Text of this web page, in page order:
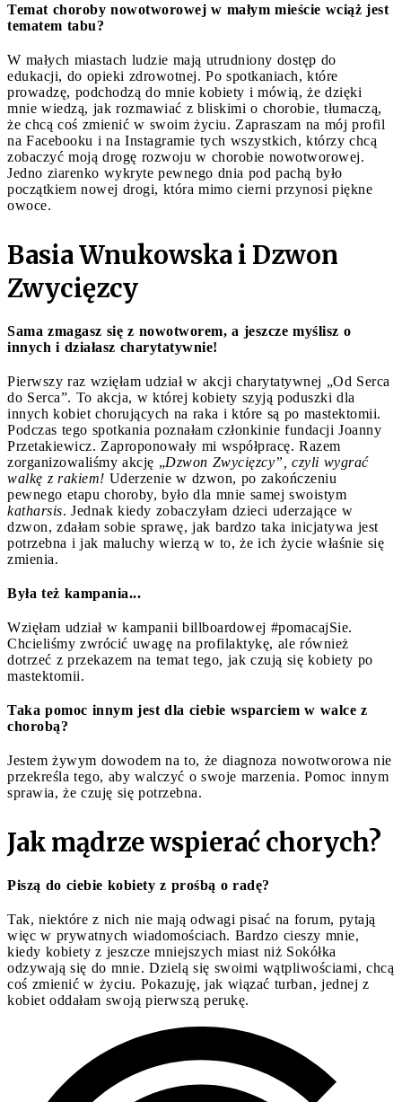
Temat choroby nowotworowej w małym mieście wciąż jest
tematem tabu?
W małych miastach ludzie mają utrudniony dostęp do
edukacji, do opieki zdrowotnej. Po spotkaniach, które
prowadzę, podchodzą do mnie kobiety i mówią, że dzięki
mnie wiedzą, jak rozmawiać z bliskimi o chorobie, tłumaczą,
że chcą coś zmienić w swoim życiu. Zapraszam na mój profil
na Facebooku i na Instagramie tych wszystkich, którzy chcą
zobaczyć moją drogę rozwoju w chorobie nowotworowej.
Jedno ziarenko wykryte pewnego dnia pod pachą było
początkiem nowej drogi, która mimo cierni przynosi piękne
owoce.
Basia Wnukowska i Dzwon
Zwycięzcy
Sama zmagasz się z nowotworem, a jeszcze myślisz o
innych i działasz charytatywnie!
Pierwszy raz wzięłam udział w akcji charytatywnej „Od Serca
do Serca”. To akcja, w której kobiety szyją poduszki dla
innych kobiet chorujących na raka i które są po mastektomii.
Podczas tego spotkania poznałam członkinie fundacji Joanny
Przetakiewicz. Zaproponowały mi współpracę. Razem
zorganizowaliśmy akcję „Dzwon Zwycięzcy”, czyli wygrać
walkę z rakiem! Uderzenie w dzwon, po zakończeniu
pewnego etapu choroby, było dla mnie samej swoistym
katharsis. Jednak kiedy zobaczyłam dzieci uderzające w
dzwon, zdałam sobie sprawę, jak bardzo taka inicjatywa jest
potrzebna i jak maluchy wierzą w to, że ich życie właśnie się
zmienia.
Była też kampania...
Wzięłam udział w kampanii billboardowej #pomacajSie.
Chcieliśmy zwrócić uwagę na profilaktykę, ale również
dotrzeć z przekazem na temat tego, jak czują się kobiety po
mastektomii.
Taka pomoc innym jest dla ciebie wsparciem w walce z
chorobą?
Jestem żywym dowodem na to, że diagnoza nowotworowa nie
przekreśla tego, aby walczyć o swoje marzenia. Pomoc innym
sprawia, że czuję się potrzebna.
Jak mądrze wspierać chorych?
Piszą do ciebie kobiety z prośbą o radę?
Tak, niektóre z nich nie mają odwagi pisać na forum, pytają
więc w prywatnych wiadomościach. Bardzo cieszy mnie,
kiedy kobiety z jeszcze mniejszych miast niż Sokółka
odzywają się do mnie. Dzielą się swoimi wątpliwościami, chcą
coś zmienić w życiu. Pokazuję, jak wiązać turban, jednej z
kobiet oddałam swoją pierwszą perukę.